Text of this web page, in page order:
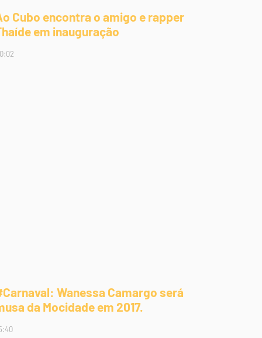
Cubo encontra o amigo e rapper
em inauguração
Wanessa Camargo será
da Mocidade em 2017.